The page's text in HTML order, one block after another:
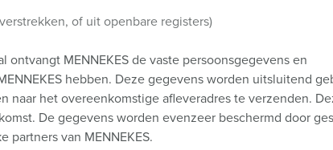
of uit openbare registers)
MENNEKES de vaste persoonsgegevens en
hebben. Deze gegevens worden uitsluitend
naar het overeenkomstige afleveradres te verzenden.
De gegevens worden evenzeer beschermd door
van MENNEKES.